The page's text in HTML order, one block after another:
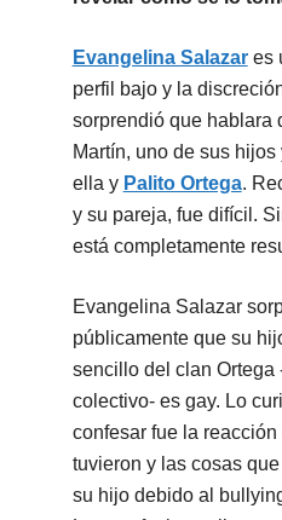
Evangelina Salazar es
perfil bajo y la
sorprendió que hablara
Martín, uno de sus
ella y Palito Ortega.
y su pareja, fue difícil.
está completamente
Evangelina Salazar
públicamente que su
sencillo del clan Ortega
colectivo- es gay. Lo
confesar fue la
tuvieron y las cosas
su hijo debido al